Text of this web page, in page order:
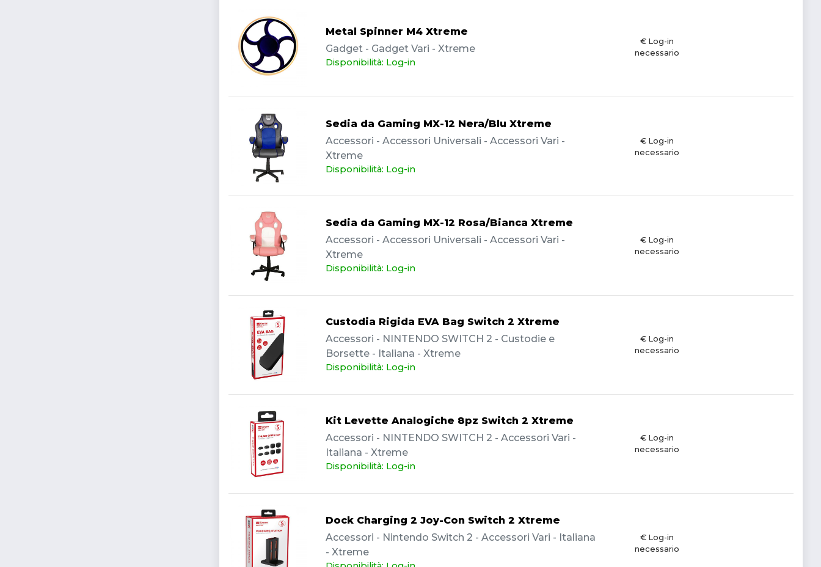
Metal Spinner M4 Xtreme
Gadget - Gadget Vari - Xtreme
Disponibilità: Log-in
€ Log-in
necessario
Sedia da Gaming MX-12 Nera/Blu Xtreme
Accessori - Accessori Universali - Accessori Vari -
Xtreme
Disponibilità: Log-in
€ Log-in
necessario
Sedia da Gaming MX-12 Rosa/Bianca Xtreme
Accessori - Accessori Universali - Accessori Vari -
Xtreme
Disponibilità: Log-in
€ Log-in
necessario
Custodia Rigida EVA Bag Switch 2 Xtreme
Accessori - NINTENDO SWITCH 2 - Custodie e
Borsette - Italiana - Xtreme
Disponibilità: Log-in
€ Log-in
necessario
Kit Levette Analogiche 8pz Switch 2 Xtreme
Accessori - NINTENDO SWITCH 2 - Accessori Vari -
Italiana - Xtreme
Disponibilità: Log-in
€ Log-in
necessario
Dock Charging 2 Joy-Con Switch 2 Xtreme
Accessori - Nintendo Switch 2 - Accessori Vari - Italiana
- Xtreme
€ Log-in
necessario